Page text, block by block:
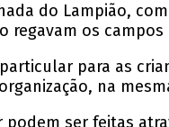
do Lampião,
regavam os
para as
na
ser feitas